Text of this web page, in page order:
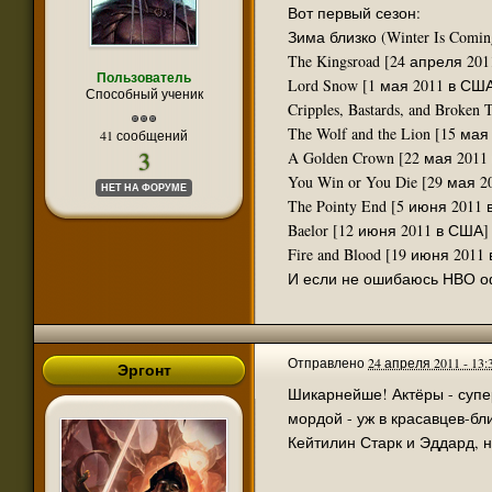
Оплаты хостинга хватит до 10.05.2023 г.
nikola26 :
@sempai, всё будет только осенью.
"Итак, благодаря неравнодушному
nikola26 :
Кто-то ещё закинул денежек. Оплаты
Спасибо тебе добрый человек!
nikola26
Итак, благодаря неравнодушному
Оплаты хостинга хватит до 23 августа
@ nikola26 :
Сегодня в очередной раз закончилась
Завтра заканчивается оплата обоих
Оплата за них 589р. в год каждый.
Из суммы на счёте будет списана абон.
Если в какой-то теме гости не могут
на сайте, а на форуме только ссылки
@ Tyler : Говорят, у вас теперь регистрация
@ nikola26 : Читать тут
@
naugrim А тем временем Сальваторе выкатил
Пользователь
Способный ученик
41 сообщений
3
НЕТ НА ФОРУМЕ
Вот первый сезон:
Зима близко (Winter Is
The Kingsroad [24 апреля
Lord Snow [1 мая 2011 в
Cripples, Bastards, and
The Wolf and the Lion [15
A Golden Crown [22 мая
You Win or You Die [29 мая
The Pointy End [5 июня
Baelor [12 июня 2011 в США]
Fire and Blood [19 июня
Эргонт Отправлено24 апреля 2011 -
Шикарнейше! Актёры -
мордой - уж в красавцев-
Кейтилин Старк и Эддард,